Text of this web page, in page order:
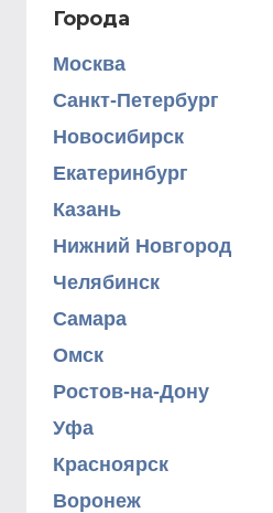
Города
Москва
Санкт-Петербург
Новосибирск
Екатеринбург
Казань
Нижний Новгород
Челябинск
Самара
Омск
Ростов-на-Дону
Уфа
Красноярск
Воронеж